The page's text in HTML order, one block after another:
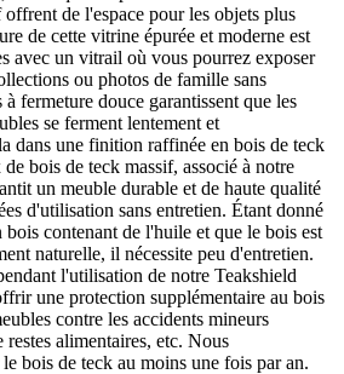
de l'espace pour les objets plus
de cette vitrine épurée et moderne est
avec un vitrail où vous pourrez exposer
ou photos de famille sans
fermeture douce garantissent que les
se ferment lentement et
dans une finition raffinée en bois de teck
bois de teck massif, associé à notre
un meuble durable et de haute qualité
d'utilisation sans entretien. Étant donné
bois contenant de l'huile et que le bois est
naturelle, il nécessite peu d'entretien.
l'utilisation de notre Teakshield
une protection supplémentaire au bois
contre les accidents mineurs
alimentaires, etc. Nous
bois de teck au moins une fois par an.